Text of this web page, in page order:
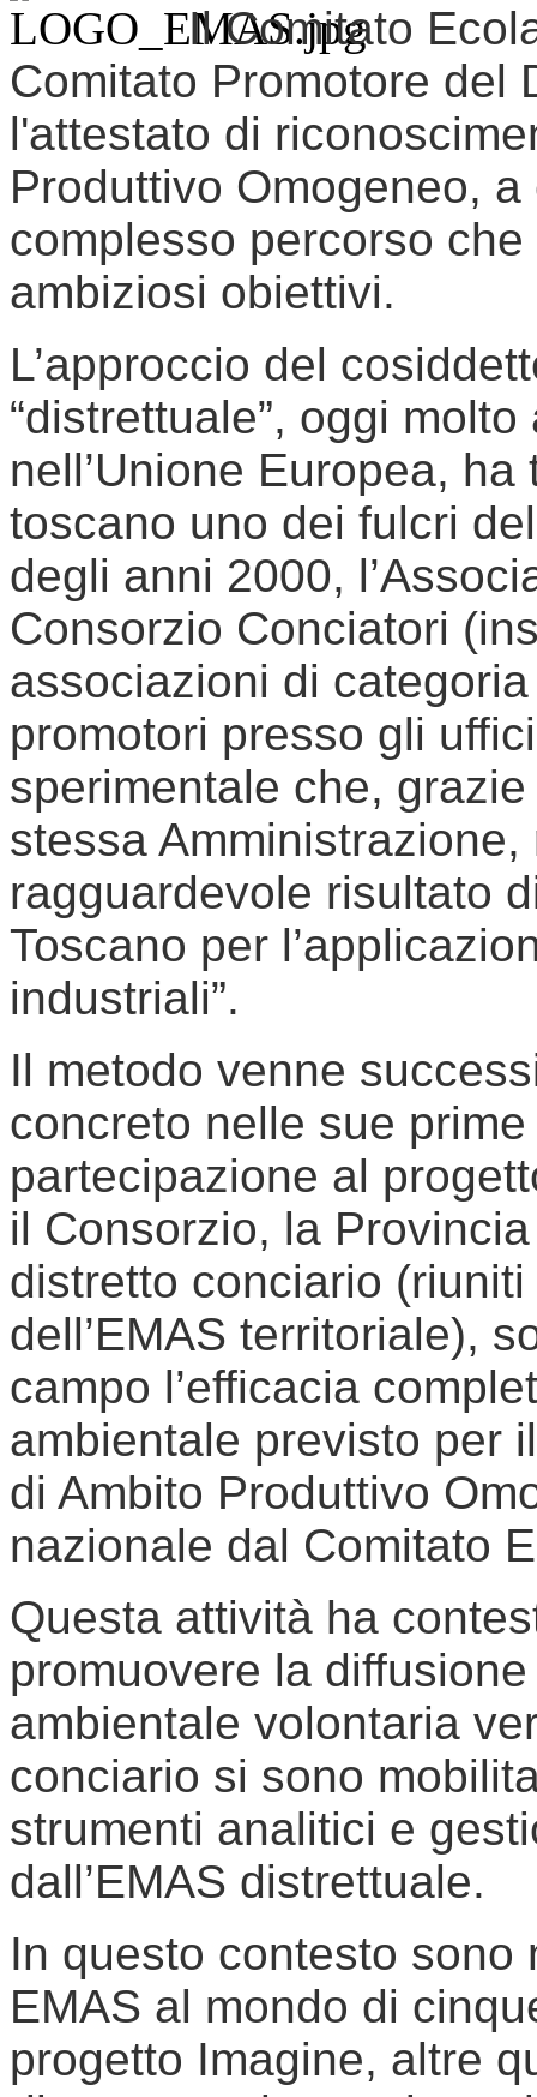
Il Comitato
Comitato Promotore del
l'attestato di
Produttivo Omogeneo,
complesso percorso
ambiziosi obiettivi.
L’approccio del
“distrettuale”, oggi
nell’Unione Europea,
toscano uno dei fulcri
degli anni 2000,
Consorzio Conciatori
associazioni di
promotori presso gli
sperimentale che,
stessa
ragguardevole risultato
Toscano per
industriali”.
Il metodo venne
concreto nelle sue
partecipazione al
il Consorzio, la
distretto conciario (riuniti
dell’EMAS territoriale),
campo l’efficacia
ambientale previsto per
di Ambito Produttivo
nazionale dal Comitato
Questa attività ha
promuovere la
ambientale volontaria
conciario si sono
strumenti analitici e
dall’EMAS distrettuale.
In questo contesto sono
EMAS al mondo di
progetto Imagine, altre